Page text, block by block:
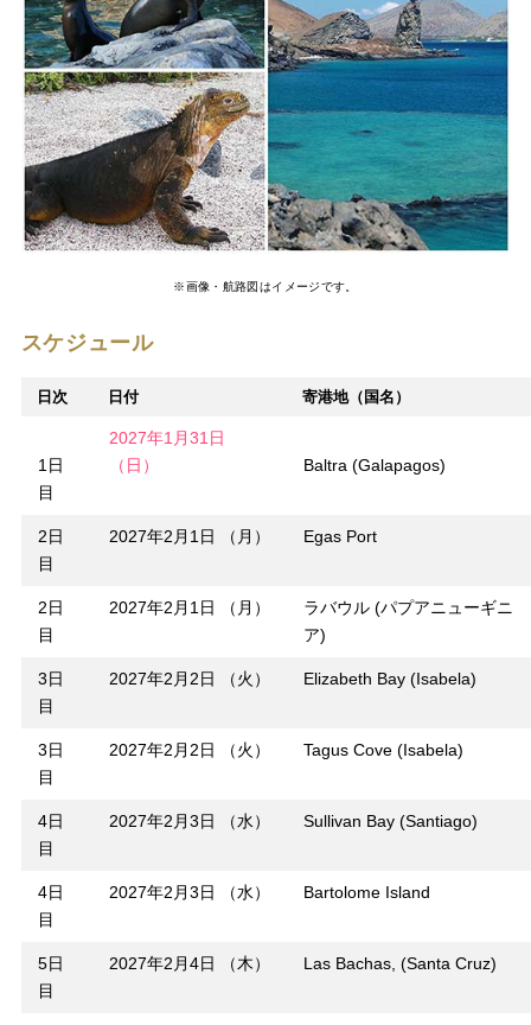
※画像・航路図はイメージです。
スケジュール
日次 日付 寄港地（国名）
1日
目
2027年1月31日
（日）
Baltra (Galapagos)
2日
目
2027年2月1日 （月） Egas Port
2日
目
2027年2月1日 （月）
ラバウル (パプアニューギニ
ア)
3日
目
2027年2月2日 （火） Elizabeth Bay (Isabela)
3日
目
2027年2月2日 （火） Tagus Cove (Isabela)
4日
目
2027年2月3日 （水） Sullivan Bay (Santiago)
4日
目
2027年2月3日 （水） Bartolome Island
5日
目
2027年2月4日 （木） Las Bachas, (Santa Cruz)